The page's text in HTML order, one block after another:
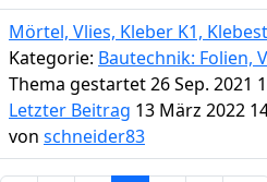
Mörtel, Vlies, Kleber K1,
Kategorie: Bautechnik: Folien,
Thema gestartet 26 Sep. 2021
Letzter Beitrag 13 März 2022
von schneider83